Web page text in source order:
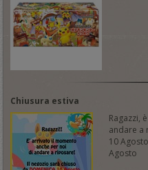
Chiusura estiva
Ragazzi,
andare a
10
Agosto